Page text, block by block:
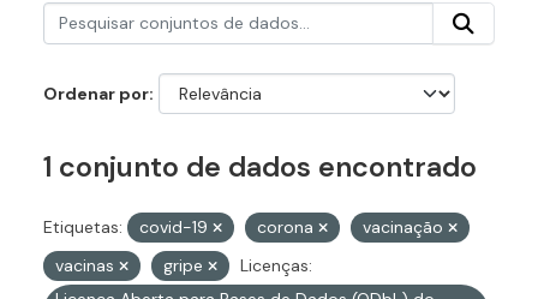
Ordenar por
1 conjunto de dados encontrado
Etiquetas: covid-19 corona
vacinação
vacinas
gripe
Licenças: